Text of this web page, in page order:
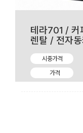
테라701 / 커
렌탈 / 전자
시중가격
가격